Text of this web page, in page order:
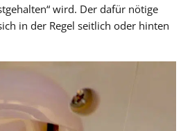
wird. Der dafür nötige
in der Regel seitlich oder hinten